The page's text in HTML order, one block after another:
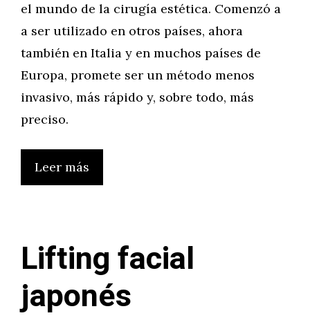
el mundo de la cirugía estética. Comenzó a
a ser utilizado en otros países, ahora
también en Italia y en muchos países de
Europa, promete ser un método menos
invasivo, más rápido y, sobre todo, más
preciso.
Leer más
Lifting facial
japonés